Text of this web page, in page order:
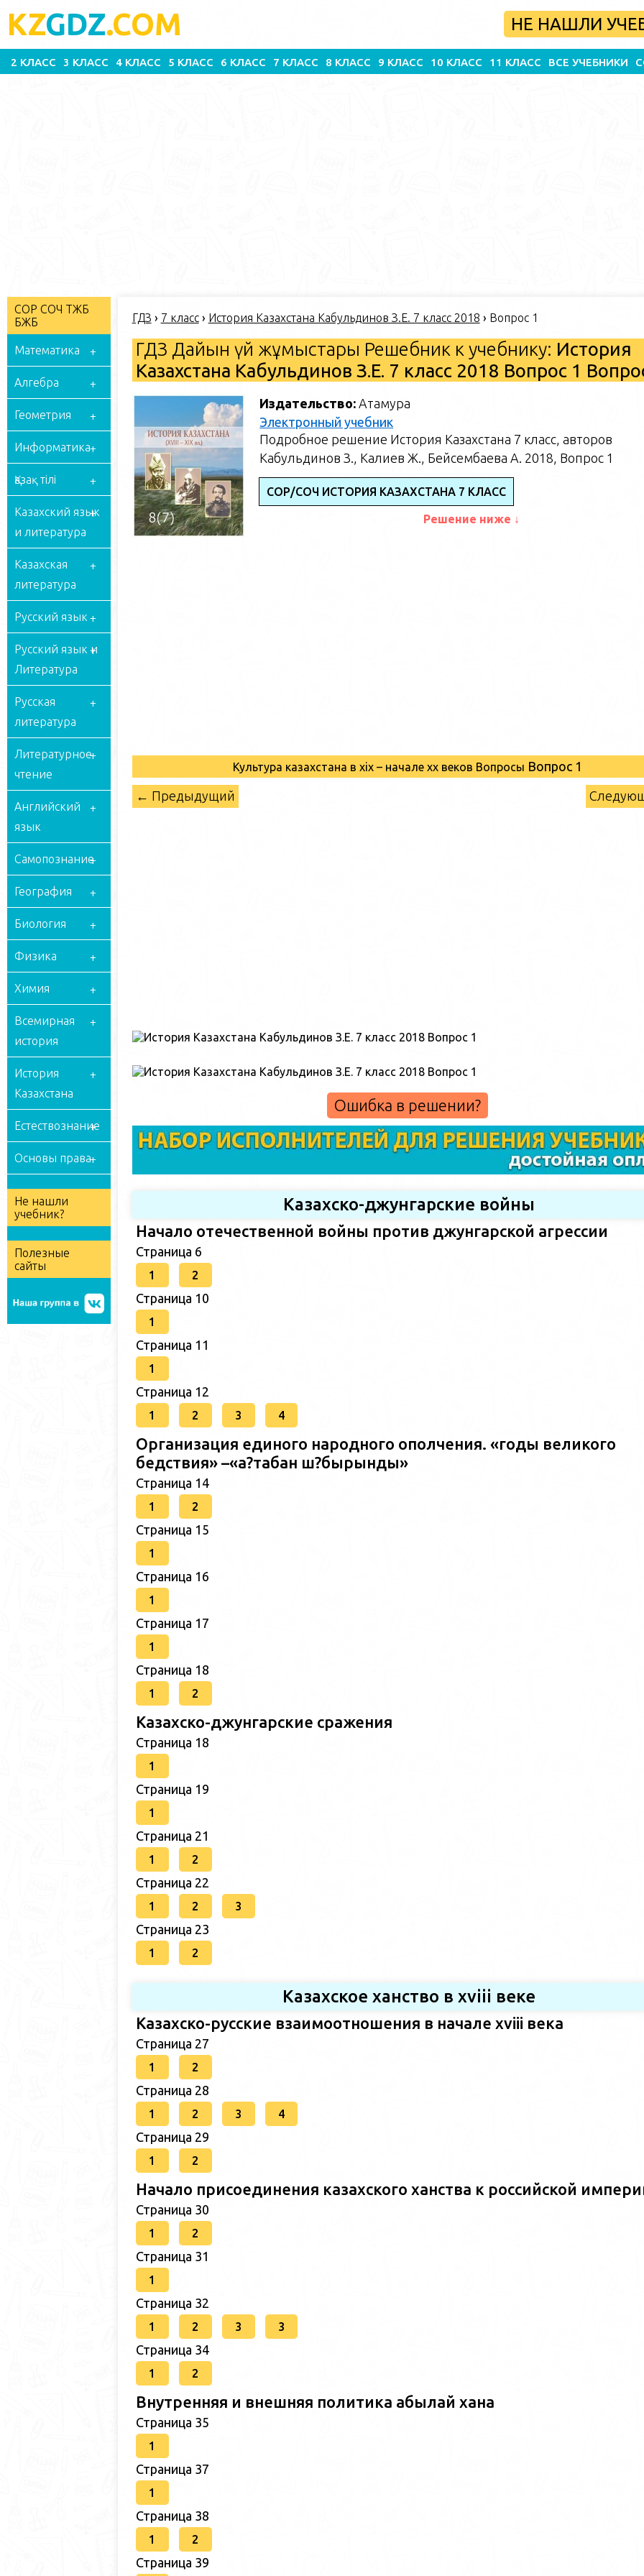
KZGDZ.COM НЕ НАШЛИ
2 КЛАСС 3 КЛАСС 4 КЛАСС 5 КЛАСС 6 КЛАСС 7 КЛАСС 8 КЛАСС 9 КЛАСС 10 КЛАСС 11 КЛАСС ВСЕ УЧЕБНИКИ
СОР СОЧ ТЖБ
БЖБ
Математика
Алгебра
Геометрия
Информатика
Қазақ тілі
Казахский язык
и литература
Казахская
литература
Русский язык
Русский язык и
Литература
Русская
литература
Литературное
чтение
Английский
язык
Самопознание
География
Биология
Физика
Химия
Всемирная
история
История
Казахстана
Естествознание
Основы права
Не нашли
учебник?
Полезные
сайты
ГДЗ › 7 класс› История Казахстана Кабульдинов З.Е. 7 класс 2018 › Вопрос 1
ГДЗ Дайын үй жұмыстары Решебник к учебнику: История
Казахстана Кабульдинов З.Е. 7 класс 2018 Вопрос 1
Издательство:Атамура
Электронный учебник
Подробное решение История Казахстана 7 класс, авторов
Кабульдинов З., Калиев Ж., Бейсембаева А. 2018, Вопрос 1
СОР/СОЧ ИСТОРИЯ КАЗАХСТАНА 7 КЛАСС
Решение ниже ↓
Культура казахстана в xix – начале хх веков Вопросы Вопрос 1
← Предыдущий
Ошибка в решении?
Казахско-джунгарские войны
Начало отечественной войны против джунгарской агрессии
Страница 6
1 2
Страница 10
1
Страница 11
1
Страница 12
1 2 3 4
Организация единого народного ополчения. «годы великого
бедствия» –«а?табан ш?бырынды»
Страница 14
1 2
Страница 15
1
Страница 16
1
Страница 17
1
Страница 18
1 2
Казахско-джунгарские сражения
Страница 18
1
Страница 19
1
Страница 21
1 2
Страница 22
1 2 3
Страница 23
1 2
Казахское ханство в хviii веке
Казахско-русские взаимоотношения в начале xviii века
Страница 27
1 2
Страница 28
1 2 3 4
Страница 29
1 2
Начало присоединения казахского ханства к российской
Страница 30
1 2
Страница 31
1
Страница 32
1 2 3 3
Страница 34
1 2
Внутренняя и внешняя политика абылай хана
Страница 35
1
Страница 37
1
Страница 38
1 2
Страница 39